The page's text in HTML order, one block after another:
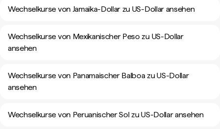
Wechselkurse von Jamaika-Dollar zu US-Dollar ansehen
Wechselkurse von Mexikanischer Peso zu US-Dollar
ansehen
Wechselkurse von Panamaischer Balboa zu US-Dollar
ansehen
Wechselkurse von Peruanischer Sol zu US-Dollar ansehen